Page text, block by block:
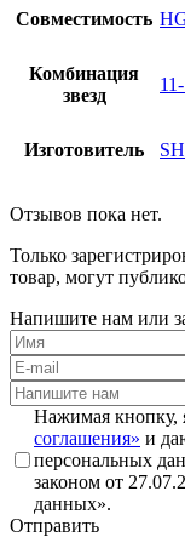
Совместимость
Комбинация
звезд
Изготовитель
Отзывов пока нет.
Только
товар, могут
Напишите нам или
Нажимая кнопку,
соглашения» и
персональных
законом от
данных».
Отправить